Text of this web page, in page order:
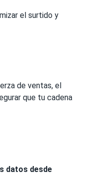
el surtido y
de ventas, el
que tu cadena
datos desde